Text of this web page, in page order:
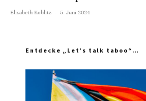
Elisabeth Koblitz · 5. Juni 2024
Entdecke „Let’s talk taboo“…